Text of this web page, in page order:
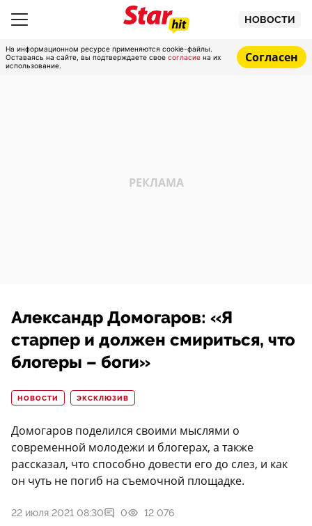
НОВОСТИ
На информационном ресурсе применяются cookie-файлы.
Оставаясь на сайте, вы подтверждаете свое согласие на их
использование.
Согласен
Александр Домогаров: «Я
старпер и должен смириться, что
блогеры – боги»
НОВОСТИ ЭКСКЛЮЗИВ
Домогаров поделился своими мыслями о
современной молодежи и блогерах, а также
рассказал, что способно довести его до слез, и как
он чуть не погиб на съемочной площадке.
22 июля 2021 08:30 0 12 076